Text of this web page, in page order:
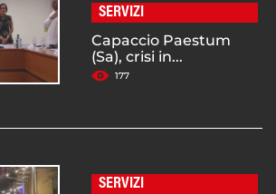
SERVIZI
Capaccio Paestum
(Sa), crisi in...
177
SERVIZI